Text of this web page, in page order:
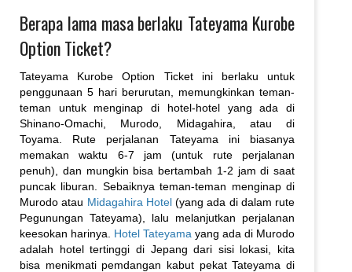
Berapa lama masa berlaku Tateyama Kurobe
Option Ticket?
Tateyama Kurobe Option Ticket ini berlaku untuk
penggunaan 5 hari berurutan, memungkinkan teman-
teman untuk menginap di hotel-hotel yang ada di
Shinano-Omachi, Murodo, Midagahira, atau di
Toyama. Rute perjalanan Tateyama ini biasanya
memakan waktu 6-7 jam (untuk rute perjalanan
penuh), dan mungkin bisa bertambah 1-2 jam di saat
puncak liburan. Sebaiknya teman-teman menginap di
Murodo atau Midagahira Hotel(yang ada di dalam rute
Pegunungan Tateyama), lalu melanjutkan perjalanan
keesokan harinya. Hotel Tateyama yang ada di Murodo
adalah hotel tertinggi di Jepang dari sisi lokasi, kita
bisa menikmati pemdangan kabut pekat Tateyama di